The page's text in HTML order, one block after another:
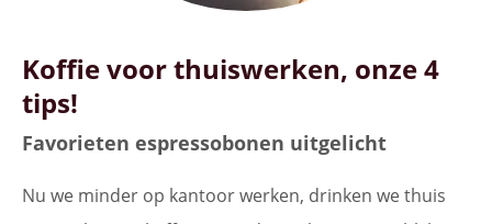
Koffie voor thuiswerken, onze 4
tips!
Favorieten espressobonen uitgelicht
Nu we minder op kantoor werken, drinken we thuis